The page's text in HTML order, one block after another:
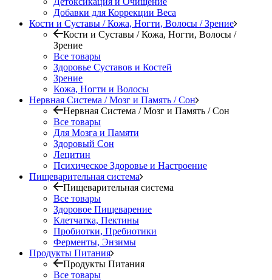
Добавки для Коррекции Веса
Кости и Суставы / Кожа, Ногти, Волосы / Зрение
Кости и Суставы / Кожа, Ногти, Волосы /
Зрение
Все товары
Здоровье Суставов и Костей
Зрение
Кожа, Ногти и Волосы
Нервная Система / Мозг и Память / Сон
Нервная Система / Мозг и Память / Сон
Все товары
Для Мозга и Памяти
Здоровый Сон
Лецитин
Психическое Здоровье и Настроение
Пищеварительная система
Пищеварительная система
Все товары
Здоровое Пищеварение
Клетчатка, Пектины
Пробиотки, Пребиотики
Ферменты, Энзимы
Продукты Питания
Продукты Питания
Все товары